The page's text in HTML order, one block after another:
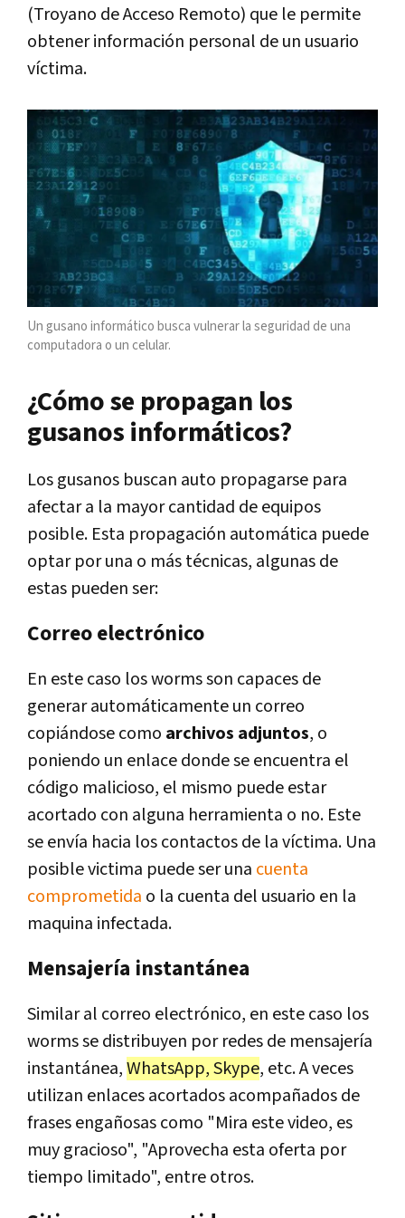
(Troyano de Acceso Remoto) que le permite
obtener información personal de un usuario
víctima.
Un gusano informático busca vulnerar la seguridad de una
computadora o un celular.
¿Cómo se propagan los
gusanos informáticos?
Los gusanos buscan auto propagarse para
afectar a la mayor cantidad de equipos
posible. Esta propagación automática puede
optar por una o más técnicas, algunas de
estas pueden ser:
Correo electrónico
En este caso los worms son capaces de
generar automáticamente un correo
copiándose como archivos adjuntos, o
poniendo un enlace donde se encuentra el
código malicioso, el mismo puede estar
acortado con alguna herramienta o no. Este
se envía hacia los contactos de la víctima. Una
posible victima puede ser una cuenta
comprometida o la cuenta del usuario en la
maquina infectada.
Mensajería instantánea
Similar al correo electrónico, en este caso los
worms se distribuyen por redes de mensajería
instantánea,WhatsApp, Skype, etc. A veces
utilizan enlaces acortados acompañados de
frases engañosas como "Mira este video, es
muy gracioso", "Aprovecha esta oferta por
tiempo limitado", entre otros.